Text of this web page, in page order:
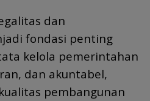
dan
fondasi penting
kelola pemerintahan
dan akuntabel,
pembangunan